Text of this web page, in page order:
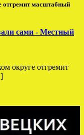
отгремит масштабный
сами - Местный
округе отгремит